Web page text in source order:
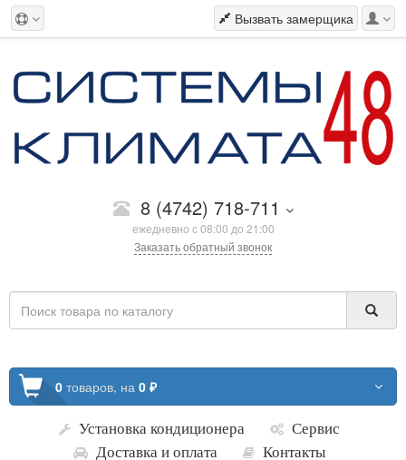
Вызвать замерщика
8 (4742) 718-711
ежедневно с 08:00 до 21:00
Заказать обратный звонок
0 товаров, на 0 ₽
Установка кондиционера
Сервис
Доставка и оплата
Контакты